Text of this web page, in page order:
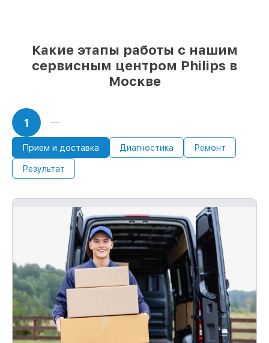
Какие этапы работы с нашим
сервисным центром Philips в
Москве
1
Прием и доставка Диагностика Ремонт
Результат